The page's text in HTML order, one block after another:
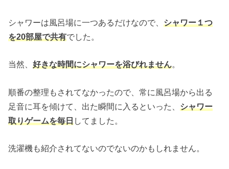
シャワーは風呂場に一つあるだけなので、シャワー１つ
を20部屋で共有でした。
当然、好きな時間にシャワーを浴びれません。
順番の整理もされてなかったので、常に風呂場から出る
足音に耳を傾けて、出た瞬間に入るといった、シャワー
取りゲームを毎日してました。
洗濯機も紹介されてないのでないのかもしれません。